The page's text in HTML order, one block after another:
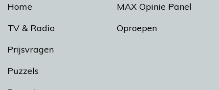
Home
TV & Radio
Prijsvragen
Puzzels
MAX Opinie Panel
Oproepen